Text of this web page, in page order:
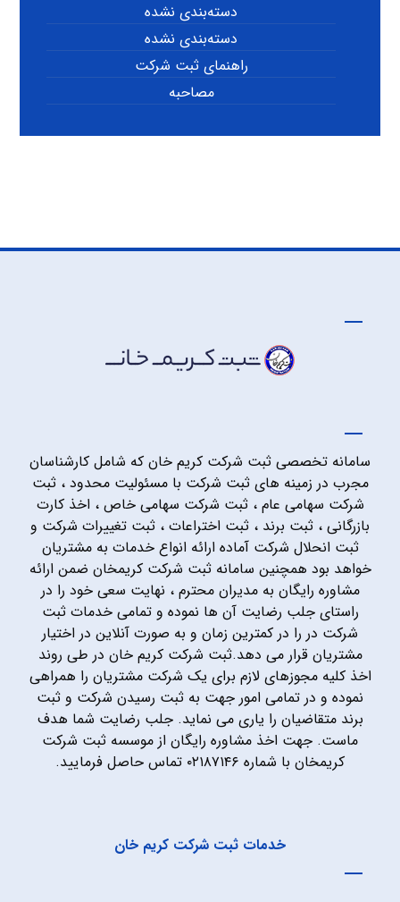
دسته‌بندی نشده
دسته‌بندی نشده
راهنمای ثبت شرکت
مصاحبه
سامانه تخصصی ثبت شرکت کریم خان که شامل کارشناسان
مجرب در زمینه های ثبت شرکت با مسئولیت محدود ، ثبت
شرکت سهامی عام ، ثبت شرکت سهامی خاص ، اخذ کارت
بازرگانی ، ثبت برند ، ثبت اختراعات ، ثبت تغییرات شرکت و
ثبت انحلال شرکت آماده ارائه انواع خدمات به مشتریان
خواهد بود همچنین سامانه ثبت شرکت کریمخان ضمن ارائه
مشاوره رایگان به مدیران محترم ، نهایت سعی خود را در
راستای جلب رضایت آن ها نموده و تمامی خدمات ثبت
شرکت در را در کمترین زمان و به صورت آنلاین در اختیار
مشتریان قرار می دهد.ثبت شرکت کریم خان در طی روند
اخذ کلیه مجوزهای لازم برای یک شرکت مشتریان را همراهی
نموده و در تمامی امور جهت به ثبت رسیدن شرکت و ثبت
برند متقاضیان را یاری می نماید. جلب رضایت شما هدف
ماست. جهت اخذ مشاوره رایگان از موسسه ثبت شرکت
کریمخان با شماره ۰۲۱۸۷۱۴۶ تماس حاصل فرمایید.
خدمات ثبت شرکت کریم خان